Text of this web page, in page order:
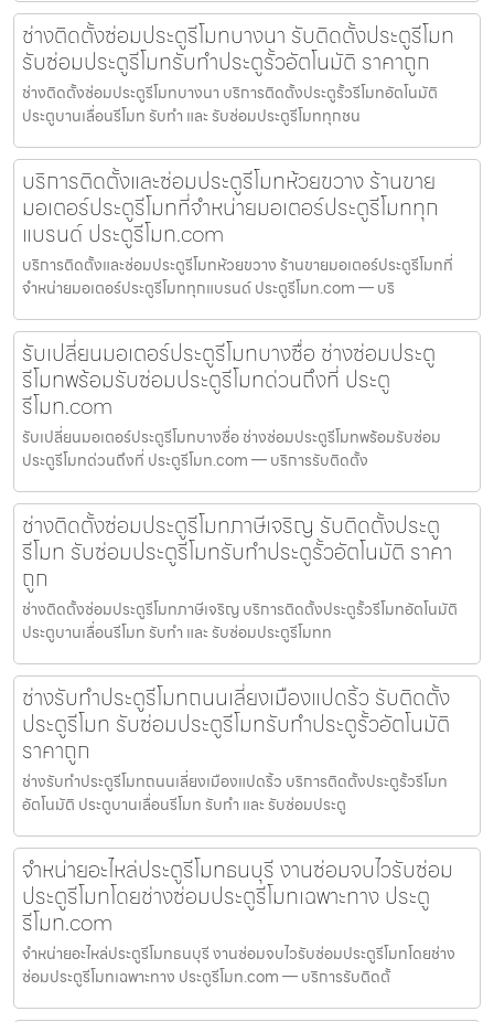
ช่างติดตั้งซ่อมประตูรีโมทบางนา รับติดตั้งประตูรีโมท
รับซ่อมประตูรีโมทรับทำประตูรั้วอัตโนมัติ ราคาถูก
ช่างติดตั้งซ่อมประตูรีโมทบางนา บริการติดตั้งประตูรั้วรีโมทอัตโนมัติ
ประตูบานเลื่อนรีโมท รับทำ และ รับซ่อมประตูรีโมททุกชน
บริการติดตั้งและซ่อมประตูรีโมทห้วยขวาง ร้านขาย
มอเตอร์ประตูรีโมทที่จำหน่ายมอเตอร์ประตูรีโมททุก
แบรนด์ ประตูรีโมท.com
บริการติดตั้งและซ่อมประตูรีโมทห้วยขวาง ร้านขายมอเตอร์ประตูรีโมทที่
จำหน่ายมอเตอร์ประตูรีโมททุกแบรนด์ ประตูรีโมท.com — บริ
รับเปลี่ยนมอเตอร์ประตูรีโมทบางซื่อ ช่างซ่อมประตู
รีโมทพร้อมรับซ่อมประตูรีโมทด่วนถึงที่ ประตู
รีโมท.com
รับเปลี่ยนมอเตอร์ประตูรีโมทบางซื่อ ช่างซ่อมประตูรีโมทพร้อมรับซ่อม
ประตูรีโมทด่วนถึงที่ ประตูรีโมท.com — บริการรับติดตั้ง
ช่างติดตั้งซ่อมประตูรีโมทภาษีเจริญ รับติดตั้งประตู
รีโมท รับซ่อมประตูรีโมทรับทำประตูรั้วอัตโนมัติ ราคา
ถูก
ช่างติดตั้งซ่อมประตูรีโมทภาษีเจริญ บริการติดตั้งประตูรั้วรีโมทอัตโนมัติ
ประตูบานเลื่อนรีโมท รับทำ และ รับซ่อมประตูรีโมทท
ช่างรับทำประตูรีโมทถนนเลี่ยงเมืองแปดริ้ว รับติดตั้ง
ประตูรีโมท รับซ่อมประตูรีโมทรับทำประตูรั้วอัตโนมัติ
ราคาถูก
ช่างรับทำประตูรีโมทถนนเลี่ยงเมืองแปดริ้ว บริการติดตั้งประตูรั้วรีโมท
อัตโนมัติ ประตูบานเลื่อนรีโมท รับทำ และ รับซ่อมประตู
จำหน่ายอะไหล่ประตูรีโมทธนบุรี งานซ่อมจบไวรับซ่อม
ประตูรีโมทโดยช่างซ่อมประตูรีโมทเฉพาะทาง ประตู
รีโมท.com
จำหน่ายอะไหล่ประตูรีโมทธนบุรี งานซ่อมจบไวรับซ่อมประตูรีโมทโดยช่าง
ซ่อมประตูรีโมทเฉพาะทาง ประตูรีโมท.com — บริการรับติดตั้